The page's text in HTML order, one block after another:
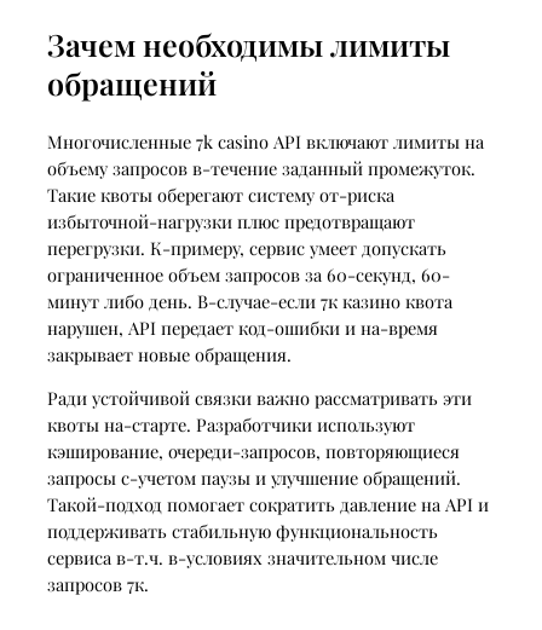
Зачем необходимы лимиты
обращений
Многочисленные 7k casino API включают лимиты на
объему запросов в-течение заданный промежуток.
Такие квоты оберегают систему от-риска
избыточной-нагрузки плюс предотвращают
перегрузки. К-примеру, сервис умеет допускать
ограниченное объем запросов за 60-секунд, 60-
минут либо день. В-случае-если 7к казино квота
нарушен, API передает код-ошибки и на-время
закрывает новые обращения.
Ради устойчивой связки важно рассматривать эти
квоты на-старте. Разработчики используют
кэширование, очереди-запросов, повторяющиеся
запросы с-учетом паузы и улучшение обращений.
Такой-подход помогает сократить давление на API и
поддерживать стабильную функциональность
сервиса в-т.ч. в-условиях значительном числе
запросов 7к.